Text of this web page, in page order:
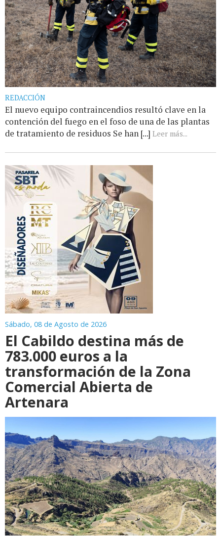
REDACCIÓN
El nuevo equipo contraincendios resultó clave en la
contención del fuego en el foso de una de las plantas
de tratamiento de residuos Se han [...] Leer más...
Sábado, 08 de Agosto de 2026
El Cabildo destina más de
783.000 euros a la
transformación de la Zona
Comercial Abierta de
Artenara